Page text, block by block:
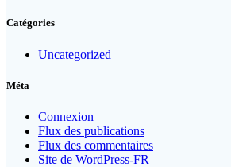
Catégories
Uncategorized
Méta
Connexion
Flux des publications
Flux des commentaires
Site de WordPress-FR